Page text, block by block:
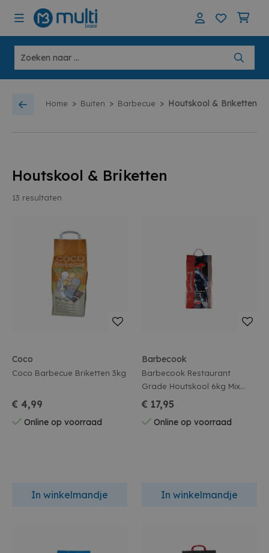
Home > Buiten > Barbecue > Houtskool & Briketten
Houtskool & Briketten
13 resultaten
Coco
Coco Barbecue Briketten 3kg
€ 4,99
Online op voorraad
In winkelmandje
Barbecook
Barbecook Restaurant
Grade Houtskool 6kg Mix
Eik/beuk
€ 17,95
Online op voorraad
In winkelmandje